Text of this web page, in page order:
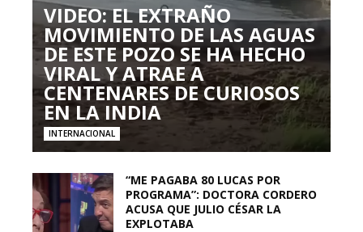
VIDEO: EL EXTRAÑO
MOVIMIENTO DE LAS AGUAS
DE ESTE POZO SE HA HECHO
VIRAL Y ATRAE A
CENTENARES DE CURIOSOS
EN LA INDIA
INTERNACIONAL
“ME PAGABA 80 LUCAS POR
PROGRAMA”: DOCTORA CORDERO
ACUSA QUE JULIO CÉSAR LA
EXPLOTABA